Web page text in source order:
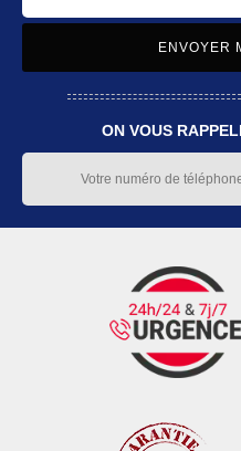
ON VOUS